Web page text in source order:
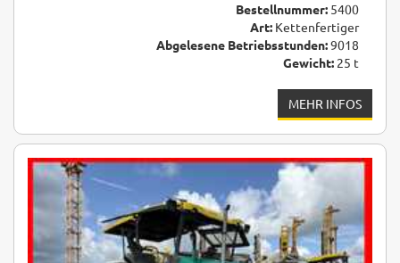
Bestellnummer: 5400
Art: Kettenfertiger
Abgelesene Betriebsstunden:9018
Gewicht: 25 t
MEHR INFOS